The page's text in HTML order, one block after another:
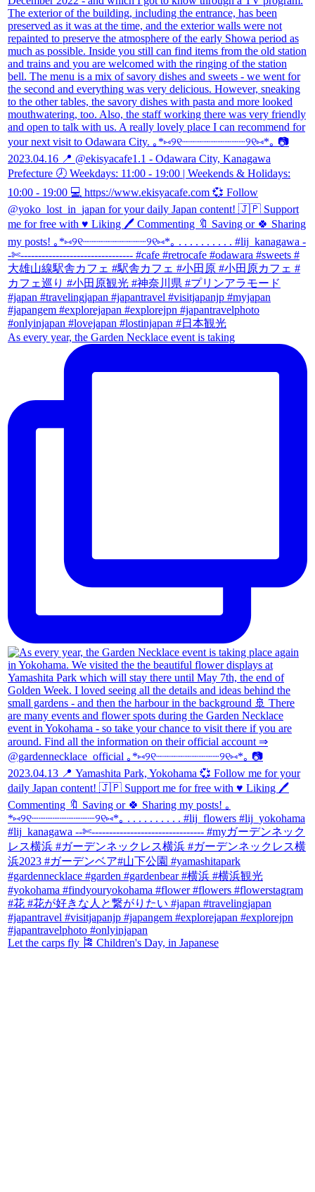
As every year, the Garden Necklace event is taking
Let the carps fly 🎏 Children's Day, in Japanese